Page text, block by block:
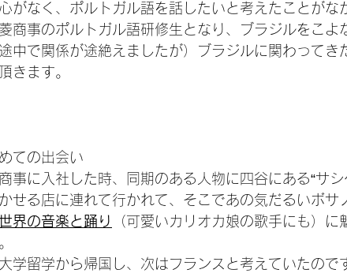
がなく、ポルトガル語を話したいと考えたことがな
商事のポルトガル語研修生となり、ブラジルをこよ
中で関係が途絶えましたが）ブラジルに関わってき
きます。
ての出会い
事に入社した時、同期のある人物に四谷にある“サシ
せる店に連れて行かれて、そこであの気だるいボサ
界の音楽と踊り
（可愛いカリオカ娘の歌手にも）に
学留学から帰国し、次はフランスと考えていたので